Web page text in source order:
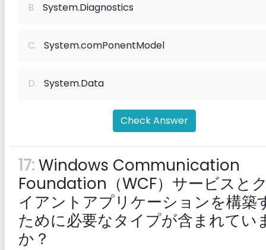
B. System.Diagnostics
C. System.comPonentModel
D. System.Data
Check Answer
17:Windows Communication
Foundation（WCF）サービスと
イアントアプリケーションを構築
ために必要なタイプが含まれてい
か？